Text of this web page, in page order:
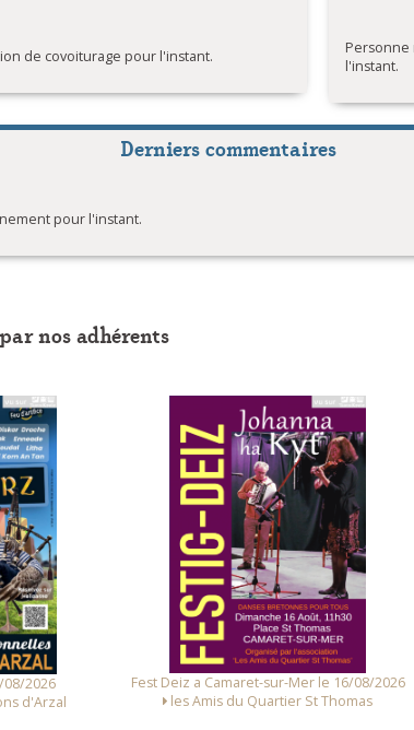
Tri Zen - Mont kuit (cercle circassien)
Tri Zen - Mazurka de Verlaine
de covoiturage pour l'instant.
Personne
l'instant.
Derniers commentaires
pour l'instant.
nos adhérents
08/2026
d'Arzal
Fest Deiz a Camaret-sur-Mer le 16/08/2026
les Amis du Quartier St Thomas